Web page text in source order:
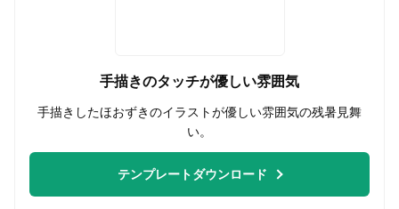
手描きのタッチが優しい雰囲気
手描きしたほおずきのイラストが優しい雰囲気の残暑見舞
い。
テンプレートダウンロード